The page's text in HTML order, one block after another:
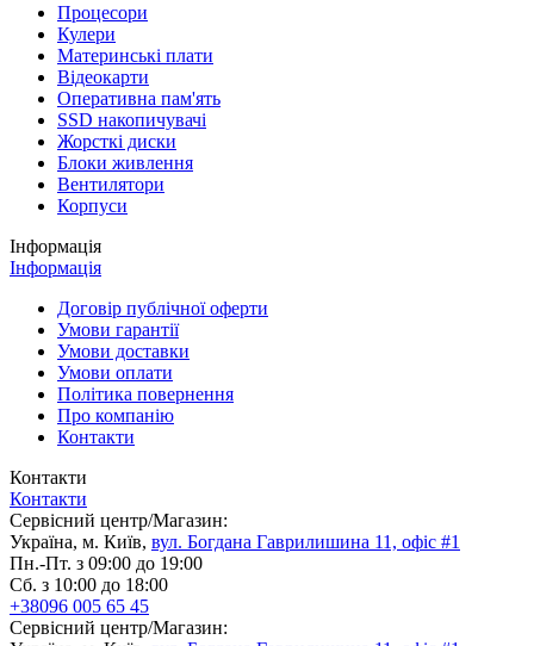
Процесори
Кулери
Материнські плати
Відеокарти
Оперативна пам'ять
SSD накопичувачі
Жорсткі диски
Блоки живлення
Вентилятори
Корпуси
Інформація
Інформація
Договір публічної оферти
Умови гарантії
Умови доставки
Умови оплати
Політика повернення
Про компанію
Контакти
Контакти
Контакти
Сервісний центр/Магазин:
Україна, м. Київ, вул. Богдана Гаврилишина 11, офіс #1
Пн.-Пт. з 09:00 до 19:00
Сб. з 10:00 до 18:00
+38096 005 65 45
Сервісний центр/Магазин: